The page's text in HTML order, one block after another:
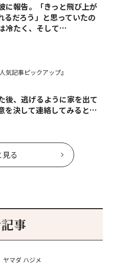
に報告。「きっと飛び上が
るだろう」と思っていたの
冷たく、そして…
気記事ピックアップ』
後、逃げるように家を出て
を決して連絡してみると…
見る
事
ヤマダ ハジメ